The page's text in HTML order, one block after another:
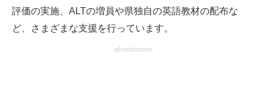
評価の実施、ALTの増員や県独自の英語教材の配布な
ど、さまざまな支援を行っています。
advertisement